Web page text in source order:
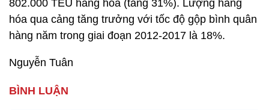
802.000 TEU hàng hóa (tăng 31%). Lượng hàng
hóa qua cảng tăng trưởng với tốc độ gộp bình quân
hàng năm trong giai đoạn 2012-2017 là 18%.
Nguyễn Tuân